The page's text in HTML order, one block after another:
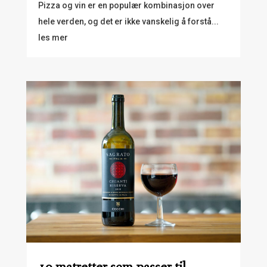
Pizza og vin er en populær kombinasjon over
hele verden, og det er ikke vanskelig å forstå...
les mer